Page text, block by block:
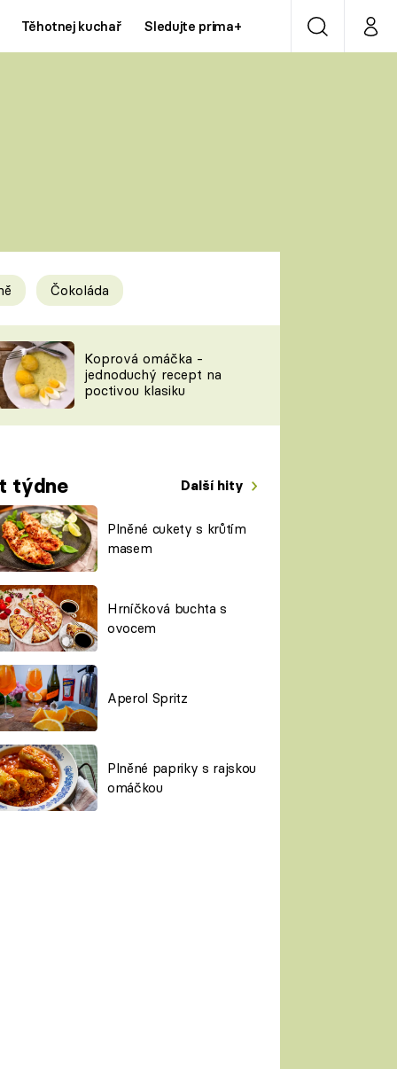
Těhotnej kuchař Sledujte prima+ VyhledáváníMůj
Prima LAJK
Sledujte nás
Čokoláda
Koprová omáčka -
jednoduchý recept na
poctivou klasiku
týdne Další hity
Plněné cukety s krůtím
masem
Hrníčková buchta s
ovocem
Aperol Spritz
Plněné papriky s rajskou
omáčkou